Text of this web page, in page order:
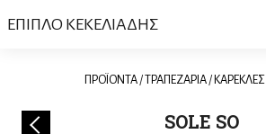
ΕΠΙΠΛΟ ΚΕΚΕΛΙΑΔΗΣ
ΠΡΟΪΟΝΤΑ /ΤΡΑΠΕΖΑΡΙΑ / ΚΑΡΕΚΛΕΣ
SOLE SO